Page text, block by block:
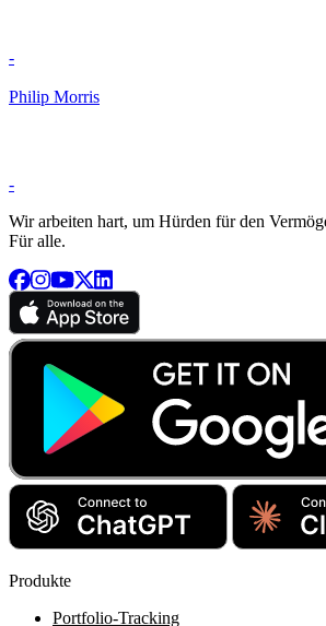
-
Philip Morris
-
Wir arbeiten hart, um Hürden für den
Für alle.
Produkte
Portfolio-Tracking